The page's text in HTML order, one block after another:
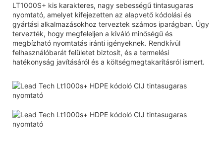
LT1000S+ kis karakteres, nagy sebességű tintasugaras
nyomtató, amelyet kifejezetten az alapvető kódolási és
gyártási alkalmazásokhoz terveztek számos iparágban. Úgy
tervezték, hogy megfeleljen a kiváló minőségű és
megbízható nyomtatás iránti igényeknek. Rendkívül
felhasználóbarát felületet biztosít, és a termelési
hatékonyság javításáról és a költségmegtakarításról ismert.